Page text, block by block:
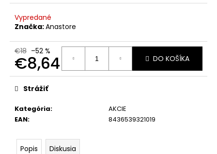
Vypredané
Značka:Anastore
€18 –52 %
€8,64
Jednotková
cena:
DO KOŠÍKA
Kategória:
AKCIE
EAN: 8436539321019
Strážiť
Popis Diskusia